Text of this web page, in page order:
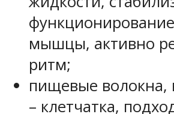
мышцы, активно
ритм;
пищевые волокна,
– клетчатка,